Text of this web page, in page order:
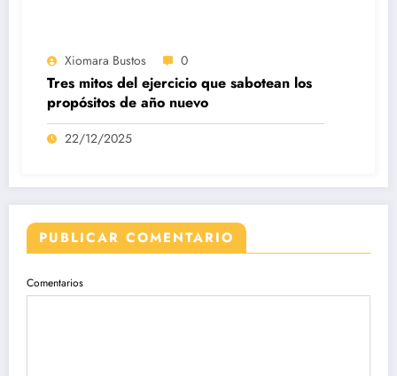
Xiomara Bustos 0
Tres mitos del ejercicio que sabotean los
propósitos de año nuevo
22/12/2025
PUBLICAR COMENTARIO
Comentarios